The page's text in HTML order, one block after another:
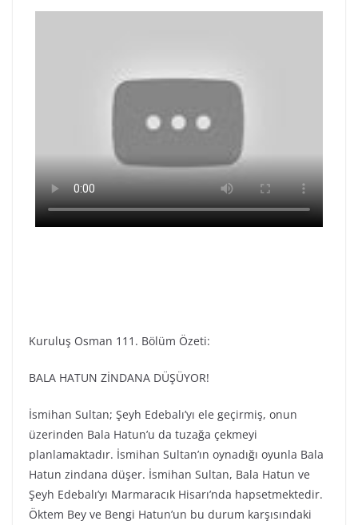
Kuruluş Osman 111. Bölüm Özeti:
BALA HATUN ZİNDANA DÜŞÜYOR!
İsmihan Sultan; Şeyh Edebalı’yı ele geçirmiş, onun
üzerinden Bala Hatun’u da tuzağa çekmeyi
planlamaktadır. İsmihan Sultan’ın oynadığı oyunla Bala
Hatun zindana düşer. İsmihan Sultan, Bala Hatun ve
Şeyh Edebalı’yı Marmaracık Hisarı’nda hapsetmektedir.
Öktem Bey ve Bengi Hatun’un bu durum karşısındaki